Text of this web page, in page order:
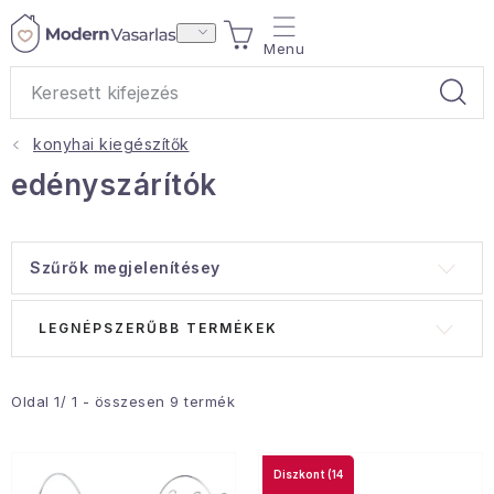
Ugrás
KOSÁR
Ajándékok
Teák
Lakástextil
konyhai kiegészítők
edényszárítók
Szűrők megjelenítésey
m
Oldal 1/ 1 - összesen 9 termék
m
LEGNÉPSZERŰBB TERMÉKEK
(14